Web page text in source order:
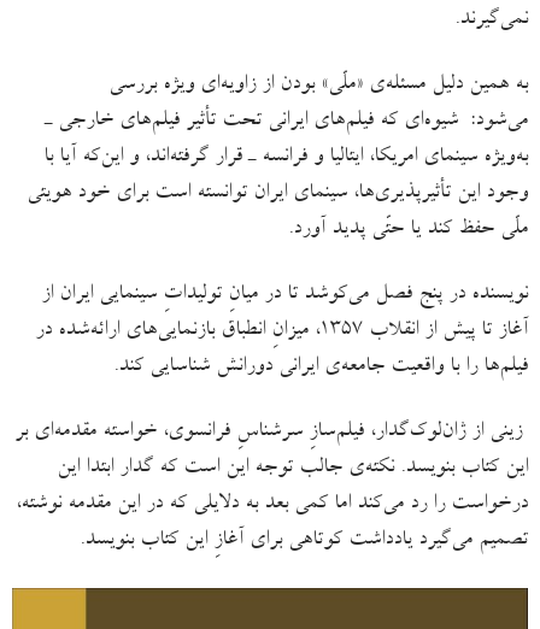
نمی‌گیرند.
به همین دلیل مسئله‌ی «ملّی» بودن از زاویه‌ای ویژه بررسی
می‌شود: شیوه‌ای که فیلم‌های ایرانی تحت تأثیر فیلم‌های خارجی ـ
به‌ویژه سینمای امریکا، ایتالیا و فرانسه ـ قرار گرفته‌اند، و این‌که آیا با
وجود این تأثیرپذیری‌ها، سینمای ایران توانسته است برای خود هویتی
ملّی حفظ کند یا حتّی پدید آورد.
نویسنده در پنج فصل می‌کوشد تا در میانِ تولیداتِ سینمایی ایران از
آغاز تا پیش از انقلاب ۱۳۵۷، میزانِ انطباق بازنمایی‌های ارائه‌شده در
فیلم‌ها را با واقعیت جامعه‌ی ایرانی دورانش شناسایی کند.
زینی از ژان‌لوک‌گدار،‌ فیلم‌سازِ سرشناسِ فرانسوی، خواسته مقدمه‌ای بر
این کتاب بنویسد. نکته‌ی جالب توجه این است که گدار ابتدا این
درخواست را رد می‌کند اما کمی بعد به دلایلی که در این مقدمه نوشته،
تصمیم می‌گیرد یادداشت کوتاهی برای آغازِ این کتاب بنویسد.